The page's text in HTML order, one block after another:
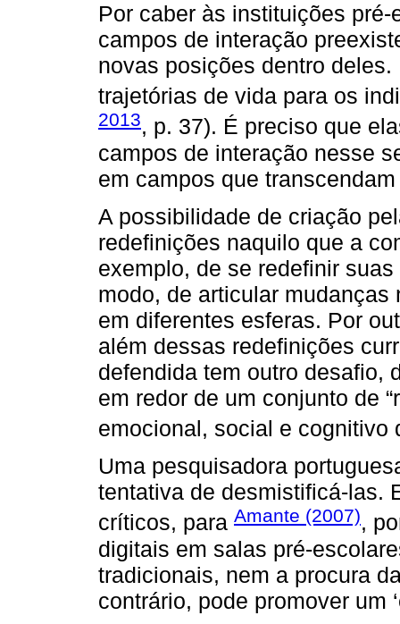
Por caber às instituições
campos de interação
novas posições dentro
trajetórias de vida para os
2013, p. 37). É preciso que
campos de interação nesse
em campos que
A possibilidade de criação
redefinições naquilo que a
exemplo, de se redefinir
modo, de articular
em diferentes esferas. Por
além dessas redefinições
defendida tem outro desafio,
em redor de um conjunto de
emocional, social e cognitivo
Uma pesquisadora
tentativa de desmistificá-las.
críticos, para Amante (2007),
digitais em salas pré-
tradicionais, nem a procura
contrário, pode promover um